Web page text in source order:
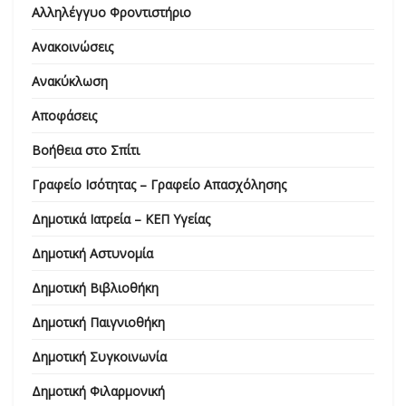
Αλληλέγγυο Φροντιστήριο
Ανακοινώσεις
Ανακύκλωση
Αποφάσεις
Βοήθεια στο Σπίτι
Γραφείο Ισότητας – Γραφείο Απασχόλησης
Δημοτικά Ιατρεία – ΚΕΠ Υγείας
Δημοτική Αστυνομία
Δημοτική Βιβλιοθήκη
Δημοτική Παιγνιοθήκη
Δημοτική Συγκοινωνία
Δημοτική Φιλαρμονική